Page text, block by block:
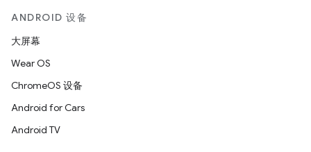
ANDROID 设备
大屏幕
Wear OS
ChromeOS 设备
Android for Cars
Android TV